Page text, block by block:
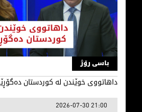
داهاتووی خوێندن لە کوردستان
باسی رۆژ
داهاتووی خوێندن لە کوردستان
2026-07-30 21:00